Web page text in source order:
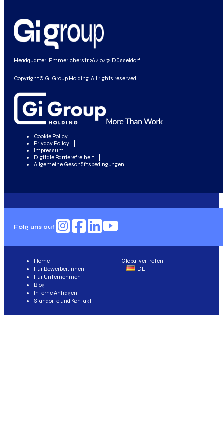
Headquarter: Emmericherstr 26, 40474 Düsseldorf
Copyright© Gi Group Holding. All rights reserved.
Cookie Policy
Privacy Policy
Impressum
Digitale Barrierefreiheit
Allgemeine Geschäftsbedingungen
Folg uns auf
Global vertreten
DE
Home
Für Bewerber:innen
Für Unternehmen
Blog
Interne Anfragen
Standorte und Kontakt